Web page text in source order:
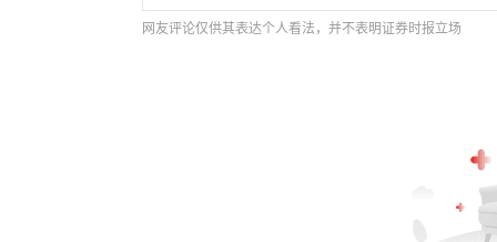
网友评论仅供其表达个人看法，并不表明证券时报立场